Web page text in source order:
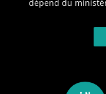
dépend du